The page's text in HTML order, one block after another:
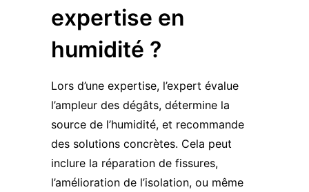
expertise en
humidité ?
Lors d’une expertise, l’expert évalue
l’ampleur des dégâts, détermine la
source de l’humidité, et recommande
des solutions concrètes. Cela peut
inclure la réparation de fissures,
l’amélioration de l’isolation, ou même